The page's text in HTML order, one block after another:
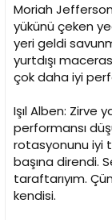
Moriah
yükünü çeken
yeri geldi
yurtdışı
çok daha iyi
Işıl Alben: Zirve
performansı
rotasyonunu iyi
başına direndi.
taraftarıyım.
kendisi.